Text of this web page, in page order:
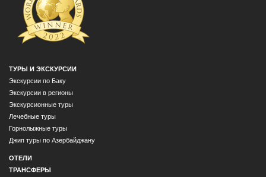
ТУРЫ И ЭКСКУРСИИ
Экскурсии по Баку
Экскурсии в регионы
Экскурсионные туры
Лечебные туры
Горнолыжные туры
Джип туры по Азербайджану
ОТЕЛИ
ТРАНСФЕРЫ